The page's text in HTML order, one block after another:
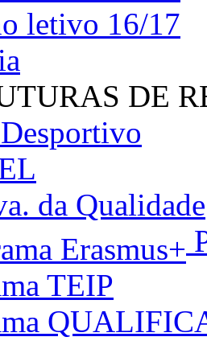
letivo 16/17
DE
da Qualidade
TEIP